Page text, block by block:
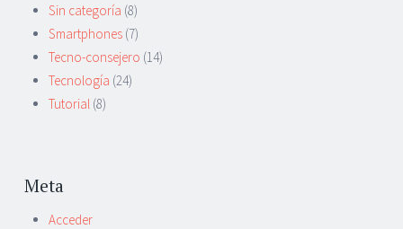
Sin categoría (8)
Smartphones (7)
Tecno-consejero (14)
Tecnología (24)
Tutorial (8)
Meta
Acceder